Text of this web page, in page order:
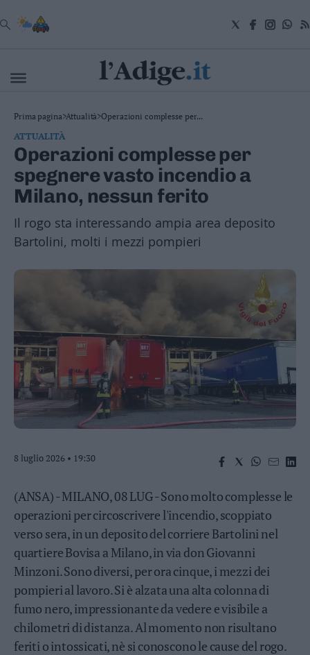
VAI
Cronaca
Attualità
Economia
Cultura
e
Spettacoli
Salute
e
Benessere
Montagna
Sport
Wire
Territori
Trento
Rovereto
Pergine
Riva
Arco
Sarca
–
Ledro
Lavis
–
Rotaliana
dei
Laghi
Valsugana
–
Prima pagina>Attualità>Operazioni complesse per...
ATTUALITÀ
Operazioni complesse per
spegnere vasto incendio a
Milano, nessun ferito
Il rogo sta interessando ampia area deposito
Bartolini, molti i mezzi pompieri
8 luglio 2026 • 19:30
(ANSA) - MILANO, 08 LUG - Sono molto complesse le
operazioni per circoscrivere l'incendio, scoppiato
verso sera, in un deposito del corriere Bartolini nel
quartiere Bovisa a Milano, in via don Giovanni
Minzoni. Sono diversi, per ora cinque, i mezzi dei
pompieri al lavoro. Si è alzata una alta colonna di
fumo nero, impressionante da vedere e visibile a
chilometri di distanza. Al momento non risultano
feriti o intossicati, nè si conoscono le cause del rogo.